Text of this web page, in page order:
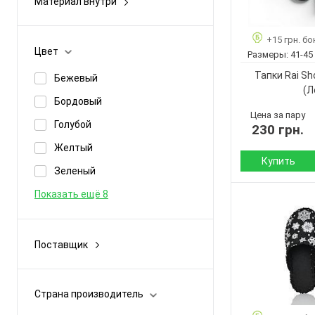
искусственная замша
Показать ещё 7
искусственный мех
текстиль
Показать ещё 1
Цвет
Бежевый
Бордовый
Голубой
Желтый
Зеленый
Показать ещё 8
Поставщик
Страна производитель
Кол-во пар:
Пол:
+15 грн.
Размеры: 41-45
Тапки Rai
Цена за пару
230 грн.
Купить
Материал верха:
Материал
Подошва :
производитель:
Артикул: